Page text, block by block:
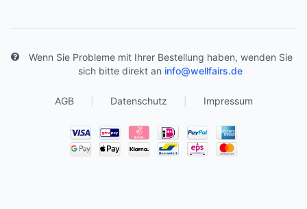
Wenn Sie Probleme mit Ihrer Bestellung haben, wenden Sie
sich bitte direkt an info@wellfairs.de
AGB Datenschutz Impressum